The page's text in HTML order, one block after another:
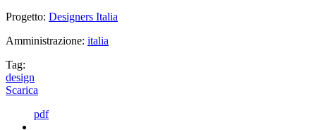
Progetto: Designers Italia
Amministrazione: italia
Tag:
design
Scarica
pdf